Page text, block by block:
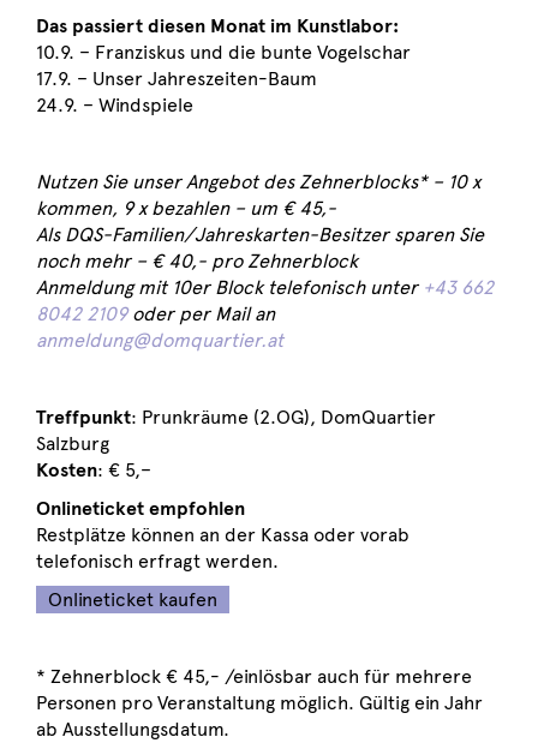
Das passiert diesen Monat im Kunstlabor:
10.9. – Franziskus und die bunte Vogelschar
17.9. – Unser Jahreszeiten-Baum
24.9. – Windspiele
Nutzen Sie unser Angebot des Zehnerblocks* – 10 x
kommen, 9 x bezahlen – um € 45,-
Als DQS-Familien/Jahreskarten-Besitzer sparen Sie
noch mehr – € 40,- pro Zehnerblock
Anmeldung mit 10er Block telefonisch unter +43 662
8042 2109oder per Mail an
anmeldung@domquartier.at
Treffpunkt: Prunkräume (2.OG), DomQuartier
Salzburg
Kosten: € 5,–
Onlineticket empfohlen
Restplätze können an der Kassa oder vorab
telefonisch erfragt werden.
Onlineticket kaufen
* Zehnerblock € 45,- /einlösbar auch für mehrere
Personen pro Veranstaltung möglich. Gültig ein Jahr
ab Ausstellungsdatum.